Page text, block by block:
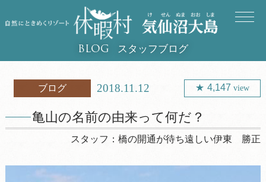
BLOG スタッフブログ
ブログ 2018.11.12 4,147view
亀山の名前の由来って何だ？
スタッフ：橋の開通が待ち遠しい伊東 勝正